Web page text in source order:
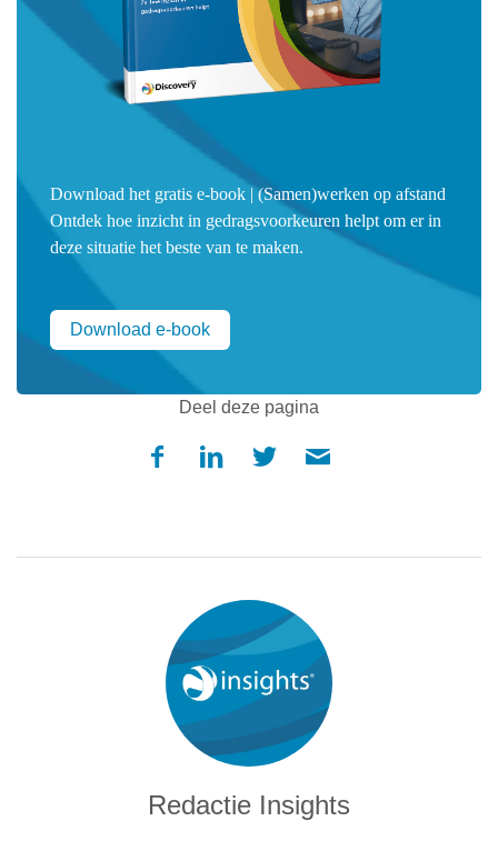
gebruiken, is voor iedereen anders: we zijn allemaal uniek.
Kleurenvoorkeur zegt niets over
competenties
Een tweede reden waarom wij vinden dat een dergelijke
vacaturetekst absoluut niet kan: iemands voorkeur voor
één of meerdere kleuren zegt niets over zijn competenties.
Laat staan over zijn kwaliteiten in een specifieke functie of
rol. Elk mens kan competenties hebben of ontwikkelen die
nodig zijn voor om het even welke functie. Omgekeerd
betekent een sterke voorkeur voor een bepaalde kleur niet
per definitie dat je goed bent in de dingen die aan deze
kleur worden gekoppeld. Het bedrijf dat die
tenenkrommende vacature plaatste, verwacht van iemand
met een sterke voorkeur voor Geel waarschijnlijk dat hij die
dynamische, enthousiaste persoon is die moeiteloos
klanten overtuigt en hun diensten of producten aan de man
brengt. Wij weten dat er zich onder de mensen met eerste
kleur Helder Blauw – de aan Stralend Geel tegengestelde
Ook al zijn er aanbieders van
kleurenmodellen die beweren dat
hun instrument bruikbaar is voor
werving & selectie, wij geloven daar
niet in.
Even dollen met collega’s
Download het gratis e-book | (Samen)werken op afstand
Ontdek hoe inzicht in gedragsvoorkeuren helpt om er in
deze situatie het beste van te maken.
Download e-book
Deel deze pagina
Redactie Insights